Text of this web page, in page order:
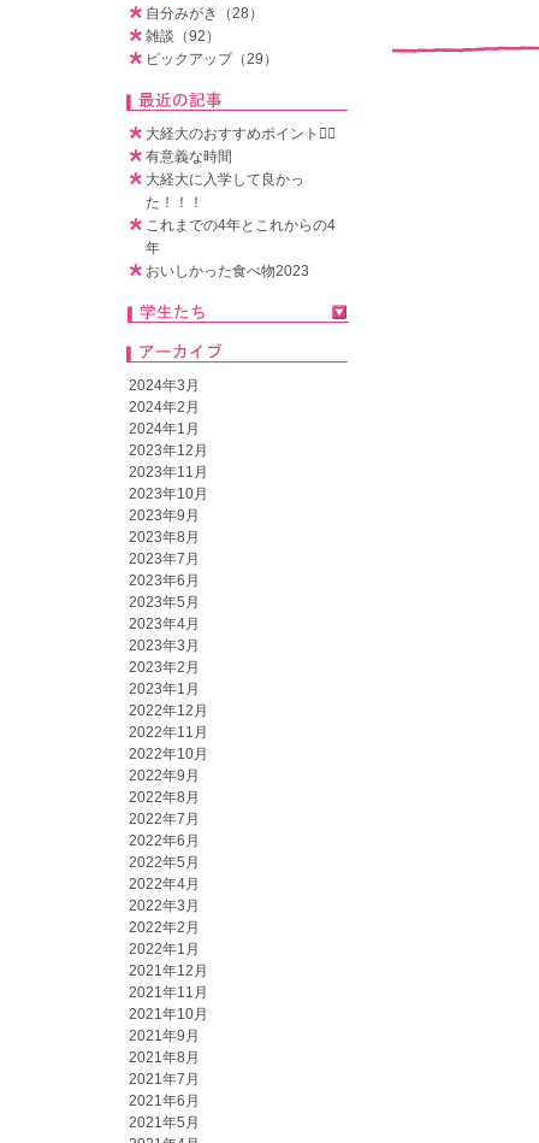
自分みがき（28）
雑談（92）
ピックアップ（29）
大経大のおすすめポイント🧚‍♀️
有意義な時間
大経大に入学して良かっ
た！！！
これまでの4年とこれからの4
年
おいしかった食べ物2023
2024年3月
2024年2月
2024年1月
2023年12月
2023年11月
2023年10月
2023年9月
2023年8月
2023年7月
2023年6月
2023年5月
2023年4月
2023年3月
2023年2月
2023年1月
2022年12月
2022年11月
2022年10月
2022年9月
2022年8月
2022年7月
2022年6月
2022年5月
2022年4月
2022年3月
2022年2月
2022年1月
2021年12月
2021年11月
2021年10月
2021年9月
2021年8月
2021年7月
2021年6月
2021年5月